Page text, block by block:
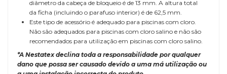
diâmetro da cabeça de bloqueio é de 13 mm. A altura total
da ficha (incluindo o parafuso interior) é de 62,5 mm.
Este tipo de acessório é adequado para piscinas com cloro.
Não são adequados para piscinas com cloro salino e não são
recomendados para utilização em piscinas com cloro salino.
*A Nestatex declina toda a responsabilidade por qualquer
dano que possa ser causado devido a uma má utilização ou